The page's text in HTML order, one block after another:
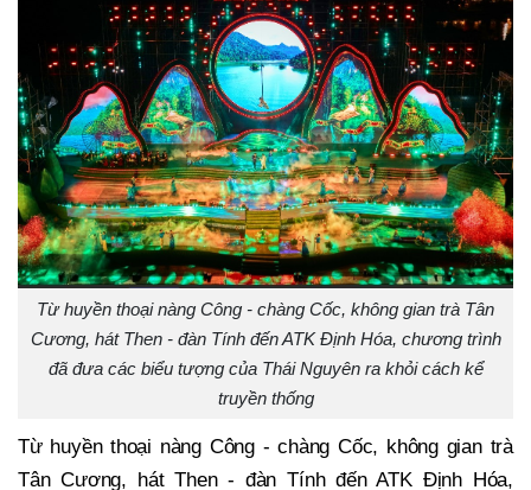
Từ huyền thoại nàng Công - chàng Cốc, không gian trà Tân
Cương, hát Then - đàn Tính đến ATK Định Hóa, chương trình
đã đưa các biểu tượng của Thái Nguyên ra khỏi cách kể
truyền thống
Từ huyền thoại nàng Công - chàng Cốc, không gian trà
Tân Cương, hát Then - đàn Tính đến ATK Định Hóa,